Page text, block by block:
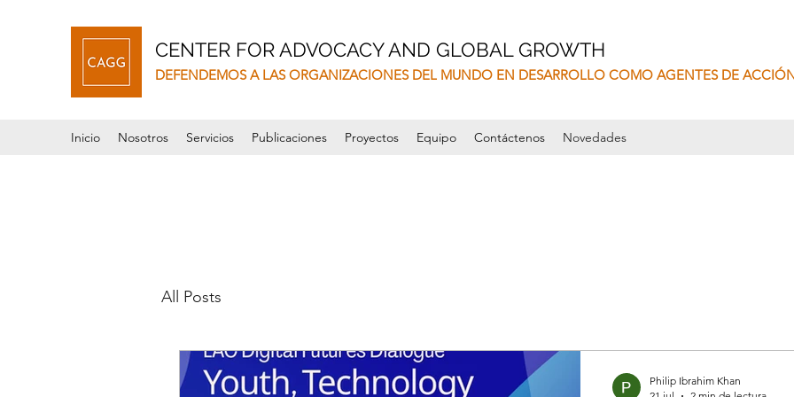
CENTER FOR ADVOCACY AND GLOBAL GROWTH
DEFENDEMOS A LAS ORGANIZACIONES DEL MUNDO EN DESARROLLO COMO AGENTES DE
Inicio Nosotros Servicios Publicaciones Proyectos Equipo Contáctenos Novedades
All Posts
Philip Ibrahim Khan